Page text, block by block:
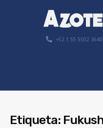
+52 1 55 5502 3640
Etiqueta: